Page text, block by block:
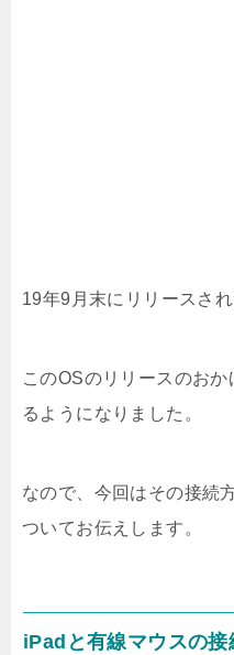
19年9月末にリリースされ
このOSのリリースのお
るようになりました。
なので、今回はその接続
ついてお伝えします。
iPadと有線マウスの接